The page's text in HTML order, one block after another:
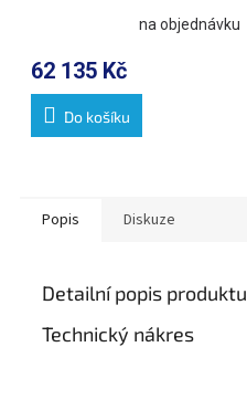
na objednávku
62 135 Kč
Do košíku
Popis Diskuze
Detailní popis produktu
Technický nákres